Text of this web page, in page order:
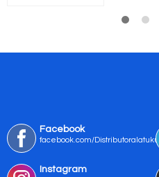
Facebook
facebook.com/Distributoralatukur
Instagram